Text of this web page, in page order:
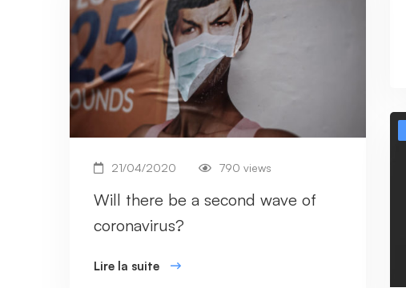
21/04/2020 790 views
Will there be a second wave of
coronavirus?
Lire la suite